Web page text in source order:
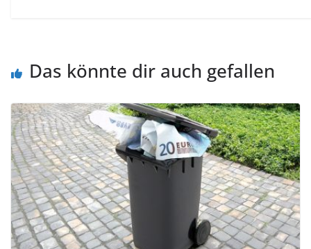
Das könnte dir auch gefallen